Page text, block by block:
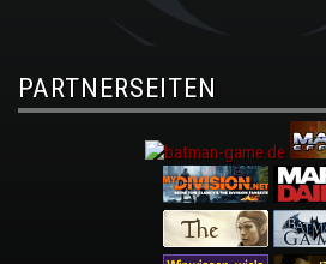
PARTNERSEITEN